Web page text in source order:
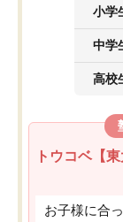
小学
中学
高校
トウコベ【
お子様に合